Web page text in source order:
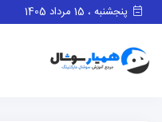
پنجشنبه ، 15 مرداد 1405